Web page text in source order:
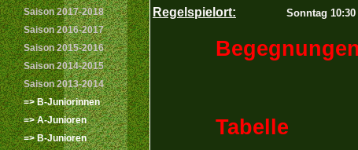
Saison 2017-2018
Saison 2016-2017
Saison 2015-2016
Saison 2014-2015
Saison 2013-2014
=> B-Juniorinnen
=> A-Junioren
=> B-Junioren
Regelspielort: Sonntag
Begegnungen
Tabelle